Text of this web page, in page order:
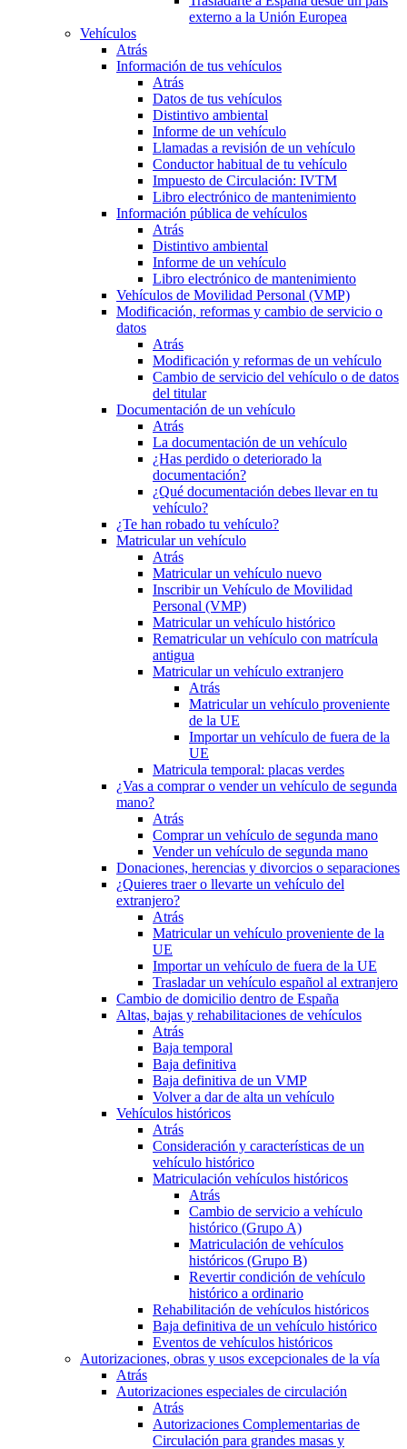
externo a la Unión Europea
Vehículos
Atrás
Información de tus vehículos
Atrás
Datos de tus vehículos
Distintivo ambiental
Informe de un vehículo
Llamadas a revisión de un vehículo
Conductor habitual de tu vehículo
Impuesto de Circulación: IVTM
Libro electrónico de mantenimiento
Información pública de vehículos
Atrás
Distintivo ambiental
Informe de un vehículo
Libro electrónico de mantenimiento
Vehículos de Movilidad Personal (VMP)
Modificación, reformas y cambio de servicio o
datos
Atrás
Modificación y reformas de un vehículo
Cambio de servicio del vehículo o de datos
del titular
Documentación de un vehículo
Atrás
La documentación de un vehículo
¿Has perdido o deteriorado la
documentación?
¿Qué documentación debes llevar en tu
vehículo?
¿Te han robado tu vehículo?
Matricular un vehículo
Atrás
Matricular un vehículo nuevo
Inscribir un Vehículo de Movilidad
Personal (VMP)
Matricular un vehículo histórico
Rematricular un vehículo con matrícula
antigua
Matricular un vehículo extranjero
Atrás
Matricular un vehículo proveniente
de la UE
Importar un vehículo de fuera de la
UE
Matricula temporal: placas verdes
¿Vas a comprar o vender un vehículo de segunda
mano?
Atrás
Comprar un vehículo de segunda mano
Vender un vehículo de segunda mano
Donaciones, herencias y divorcios o separaciones
¿Quieres traer o llevarte un vehículo del
extranjero?
Atrás
Matricular un vehículo proveniente de la
UE
Importar un vehículo de fuera de la UE
Trasladar un vehículo español al extranjero
Cambio de domicilio dentro de España
Altas, bajas y rehabilitaciones de vehículos
Atrás
Baja temporal
Baja definitiva
Baja definitiva de un VMP
Volver a dar de alta un vehículo
Vehículos históricos
Atrás
Consideración y características de un
vehículo histórico
Matriculación vehículos históricos
Atrás
Cambio de servicio a vehículo
histórico (Grupo A)
Matriculación de vehículos
históricos (Grupo B)
Revertir condición de vehículo
histórico a ordinario
Rehabilitación de vehículos históricos
Baja definitiva de un vehículo histórico
Eventos de vehículos históricos
Autorizaciones, obras y usos excepcionales de la vía
Atrás
Autorizaciones especiales de circulación
Atrás
Autorizaciones Complementarias de
Circulación para grandes masas y